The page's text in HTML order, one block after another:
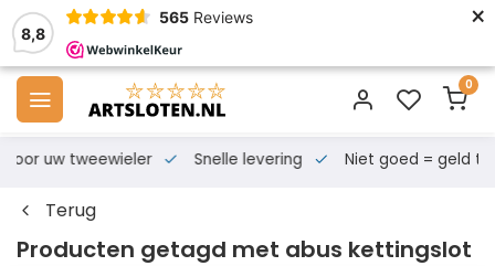
8,8
565 Reviews ×
0
voor uw tweewieler Snelle levering Niet goed = geld
Terug
Producten getagd met abus kettingslot